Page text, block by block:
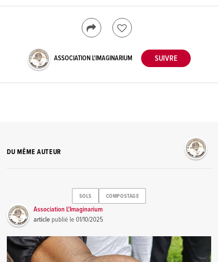
ASSOCIATION L'IMAGINARIUM
DU MÊME AUTEUR
SOLS COMPOSTAGE
Association L'Imaginarium
article publié le01/10/2025